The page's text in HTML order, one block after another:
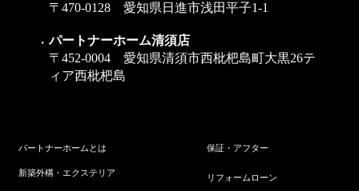
〒470-0128 愛知県日進市浅田平子1-1
パートナーホーム清須店
〒452-0004 愛知県清須市西枇杷島町大黒26テ
ィア西枇杷島
パートナーホームとは
新築外構・エクステリア
保証・アフター
リフォームローン